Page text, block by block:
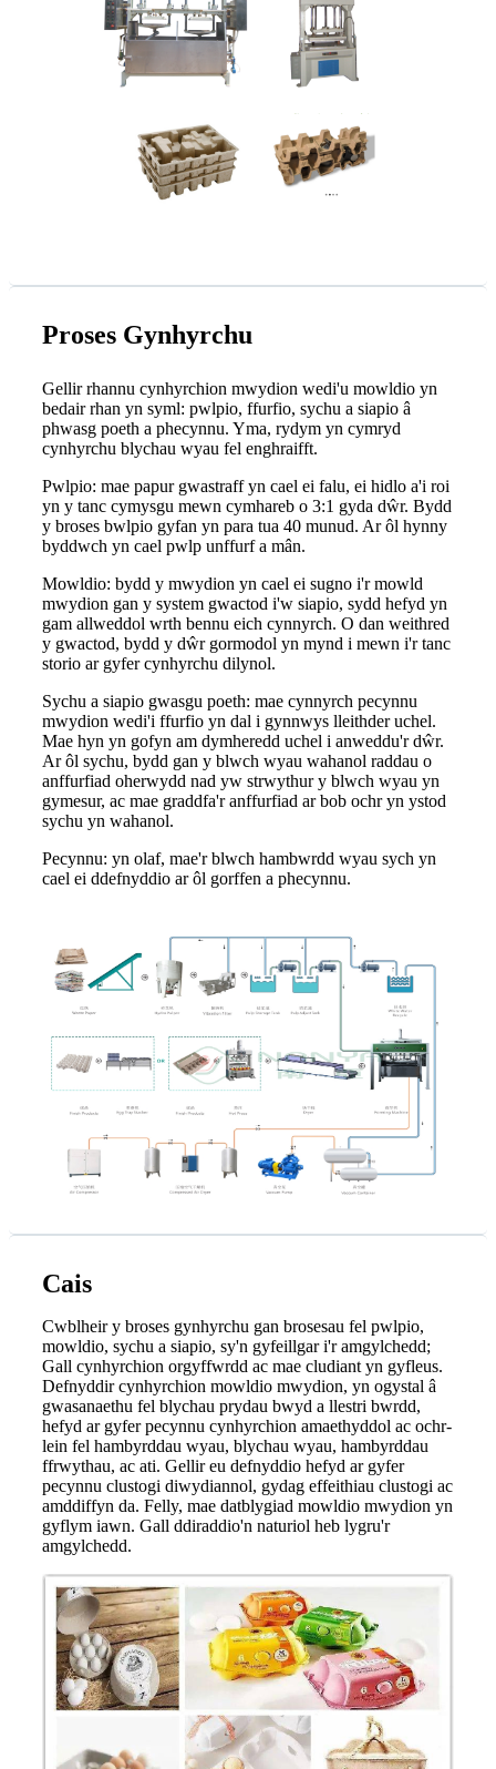
Proses Gynhyrchu
Gellir rhannu cynhyrchion mwydion wedi'u mowldio yn
bedair rhan yn syml: pwlpio, ffurfio, sychu a siapio â
phwasg poeth a phecynnu. Yma, rydym yn cymryd
cynhyrchu blychau wyau fel enghraifft.
Pwlpio: mae papur gwastraff yn cael ei falu, ei hidlo a'i roi
yn y tanc cymysgu mewn cymhareb o 3:1 gyda dŵr. Bydd
y broses bwlpio gyfan yn para tua 40 munud. Ar ôl hynny
byddwch yn cael pwlp unffurf a mân.
Mowldio: bydd y mwydion yn cael ei sugno i'r mowld
mwydion gan y system gwactod i'w siapio, sydd hefyd yn
gam allweddol wrth bennu eich cynnyrch. O dan weithred
y gwactod, bydd y dŵr gormodol yn mynd i mewn i'r tanc
storio ar gyfer cynhyrchu dilynol.
Sychu a siapio gwasgu poeth: mae cynnyrch pecynnu
mwydion wedi'i ffurfio yn dal i gynnwys lleithder uchel.
Mae hyn yn gofyn am dymheredd uchel i anweddu'r dŵr.
Ar ôl sychu, bydd gan y blwch wyau wahanol raddau o
anffurfiad oherwydd nad yw strwythur y blwch wyau yn
gymesur, ac mae graddfa'r anffurfiad ar bob ochr yn ystod
sychu yn wahanol.
Pecynnu: yn olaf, mae'r blwch hambwrdd wyau sych yn
cael ei ddefnyddio ar ôl gorffen a phecynnu.
Cais
Cwblheir y broses gynhyrchu gan brosesau fel pwlpio,
mowldio, sychu a siapio, sy'n gyfeillgar i'r amgylchedd;
Gall cynhyrchion orgyffwrdd ac mae cludiant yn gyfleus.
Defnyddir cynhyrchion mowldio mwydion, yn ogystal â
gwasanaethu fel blychau prydau bwyd a llestri bwrdd,
hefyd ar gyfer pecynnu cynhyrchion amaethyddol ac ochr-
lein fel hambyrddau wyau, blychau wyau, hambyrddau
ffrwythau, ac ati. Gellir eu defnyddio hefyd ar gyfer
pecynnu clustogi diwydiannol, gydag effeithiau clustogi ac
amddiffyn da. Felly, mae datblygiad mowldio mwydion yn
gyflym iawn. Gall ddiraddio'n naturiol heb lygru'r
amgylchedd.